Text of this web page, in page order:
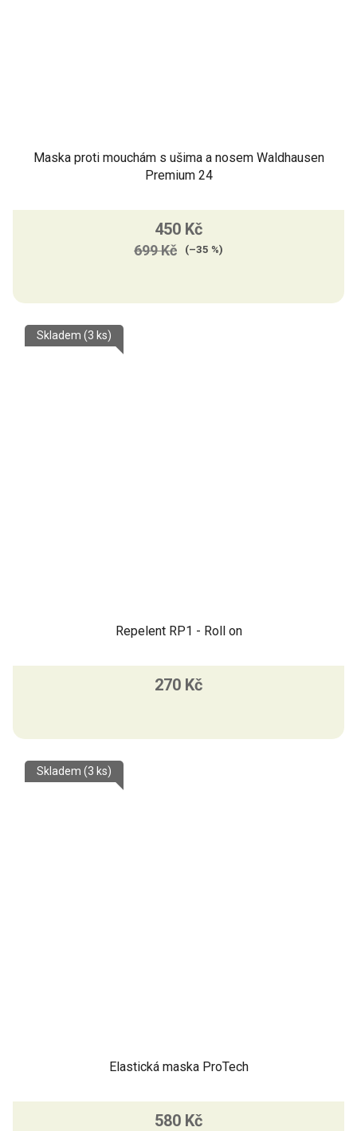
Maska proti mouchám s ušima a nosem Waldhausen
Premium 24
450 Kč
699 Kč (–35 %)
Repelent RP1 - Roll on
Skladem (3 ks)
270 Kč
Elastická maska ProTech
Skladem (3 ks)
580 Kč